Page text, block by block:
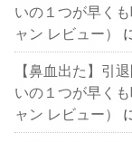
いの１つが早く
ャン レビュー）
【鼻血出た】引
いの１つが早く
ャン レビュー）